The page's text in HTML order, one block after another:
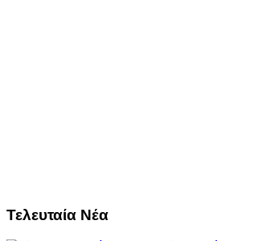
Τελευταία Νέα